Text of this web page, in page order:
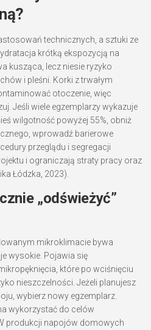
technicznych, a sztuki ze
krótką ekspozycją na
kusząca, lecz niesie ryzyko
i pleśni. Korki z trwałym
otoczenie, więc
Jeśli wiele egzemplarzy wykazuje
wilgotność powyżej 55%, obniż
wprowadź barierowe
przeglądu i segregacji
i ograniczają straty pracy oraz
Łódzka, 2023).
„odświeżyć”
mikroklimacie bywa
wysokie. Pojawia się
które po wciśnięciu
nieszczelności. Jeżeli planujesz
wybierz nowy egzemplarz.
wykorzystać do celów
produkcji napojów domowych